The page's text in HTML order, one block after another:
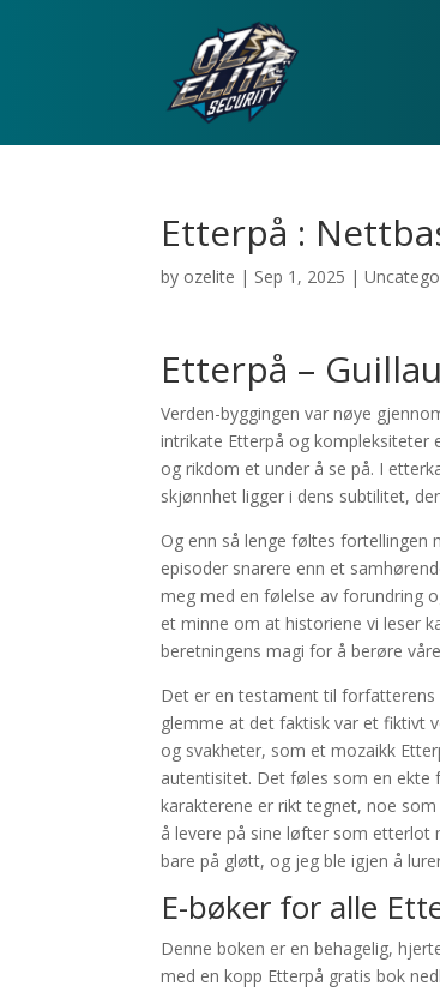
Etterpå :
by ozelite | Sep 1, 2025 |
Etterpå –
Verden-byggingen var nøye
intrikate Etterpå og kompleksiteter
og rikdom et under å se på. I
skjønnhet ligger i dens subtilitet,
Og enn så lenge føltes fortellingen
episoder snarere enn et
meg med en følelse av forundring
et minne om at historiene vi leser
beretningens magi for å berøre
Det er en testament til forfatterens
glemme at det faktisk var et fiktivt
og svakheter, som et mozaikk
autentisitet. Det føles som en ekte
karakterene er rikt tegnet, noe
å levere på sine løfter som etterlot
bare på gløtt, og jeg ble igjen å
E-bøker for alle
Denne boken er en behagelig,
med en kopp Etterpå gratis bok